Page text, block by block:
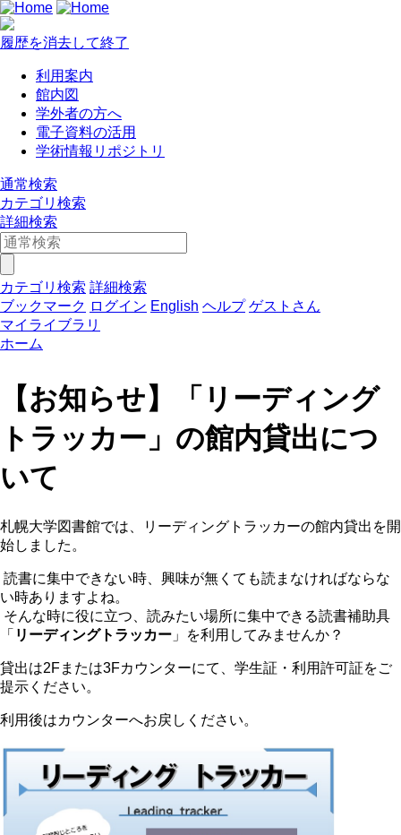
履歴を消去して終了
利用案内
館内図
学外者の方へ
電子資料の活用
学術情報リポジトリ
通常検索
カテゴリ検索
詳細検索
カテゴリ検索 詳細検索
ブックマーク ログイン English ヘルプ ゲストさん
マイライブラリ
ホーム
【お知らせ】「リーディング
トラッカー」の館内貸出につ
いて
札幌大学図書館では、リーディングトラッカーの館内貸出を開
始しました。
読書に集中できない時、興味が無くても読まなければならな
い時ありますよね。
そんな時に役に立つ、読みたい場所に集中できる読書補助具
「 リーディングトラッカー 」を利用してみませんか？
貸出は2Fまたは3Fカウンターにて、学生証・利用許可証をご
提示ください。
利用後はカウンターへお戻しください。